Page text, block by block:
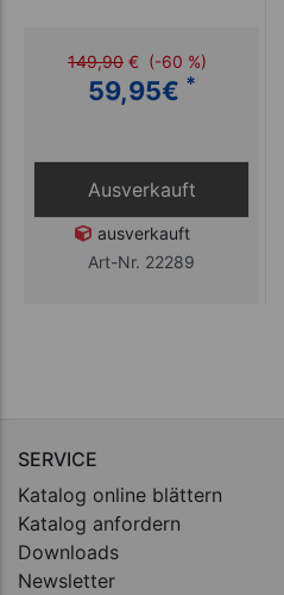
149,90 € (-60 %)
59,95€ *
Ausverkauft
ausverkauft
Art-Nr. 22289
SERVICE
Katalog online blättern
Katalog anfordern
Downloads
Newsletter